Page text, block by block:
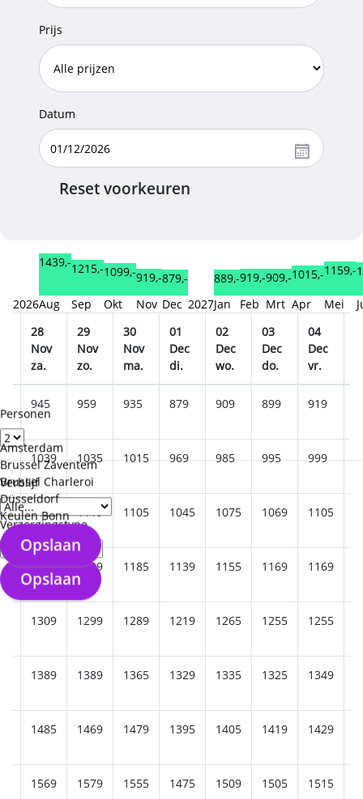
Personen
Verblijf
Verzorgingstype
Opslaan
Amsterdam
Brussel Zaventem
Brussel Charleroi
Düsseldorf
Keulen Bonn
Opslaan
Prijs
Datum
Reset voorkeuren
2026
1439,-
Aug
1215,-
Sep
1099,-
Okt
919,-
Nov
879,-
Dec 2027
889,-
Jan
919,-
Feb
909,-
Mrt
1015,-
Apr
1159,-
Mei
28
Nov
za.
29
Nov
zo.
30
Nov
ma.
01
Dec
di.
02
Dec
wo.
03
Dec
do.
04
Dec
vr.
945 959 935 879 909 899 919
1039 1035 1015 969 985 995 999
1125 1119 1105 1045 1075 1069 1105
1205 1209 1185 1139 1155 1169 1169
1309 1299 1289 1219 1265 1255 1255
1389 1389 1365 1329 1335 1325 1349
1485 1469 1479 1395 1405 1419 1429
1569 1579 1555 1475 1509 1505 1515